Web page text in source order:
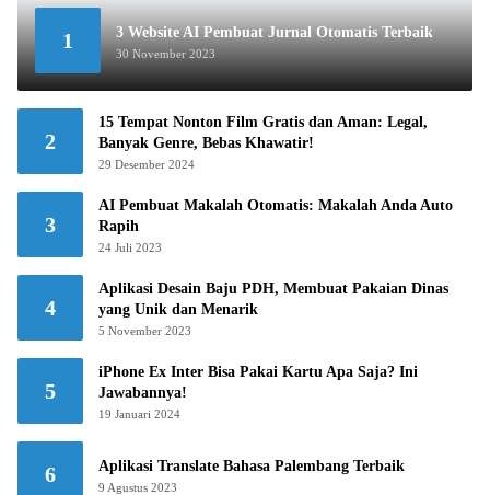
1 3 Website AI Pembuat Jurnal Otomatis Terbaik
30 November 2023
2
15 Tempat Nonton Film Gratis dan Aman: Legal,
Banyak Genre, Bebas Khawatir!
29 Desember 2024
3
AI Pembuat Makalah Otomatis: Makalah Anda Auto
Rapih
24 Juli 2023
4
Aplikasi Desain Baju PDH, Membuat Pakaian Dinas
yang Unik dan Menarik
5 November 2023
5
iPhone Ex Inter Bisa Pakai Kartu Apa Saja? Ini
Jawabannya!
19 Januari 2024
6 Aplikasi Translate Bahasa Palembang Terbaik
9 Agustus 2023